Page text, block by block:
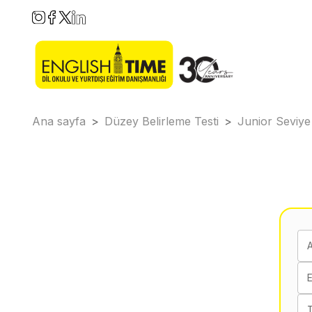
Ana sayfa > Düzey Belirleme Testi > Junior Seviye